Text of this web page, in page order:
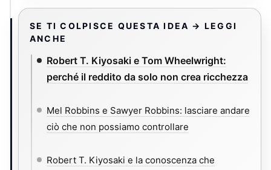
SE TI COLPISCE QUESTA IDEA → LEGGI
ANCHE
Robert T. Kiyosaki e Tom Wheelwright:
perché il reddito da solo non crea ricchezza
Mel Robbins e Sawyer Robbins: lasciare andare
ciò che non possiamo controllare
Robert T. Kiyosaki e la conoscenza che